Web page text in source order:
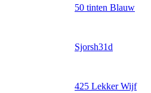
50 tinten Blauw
Sjorsh31d
425 Lekker Wijf